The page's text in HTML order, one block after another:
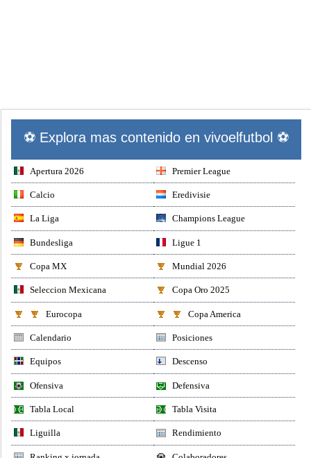
⚽ Explora mas contenido en vivoelfutbol ⚽
Apertura 2026 Premier League
Calcio Eredivisie
La Liga Champions League
Bundesliga Ligue 1
Copa MX Mundial 2026
Seleccion Mexicana Copa Oro 2025
Eurocopa Copa America
Calendario Posiciones
Equipos Descenso
Ofensiva Defensiva
Tabla Local Tabla Visita
Liguilla Rendimiento